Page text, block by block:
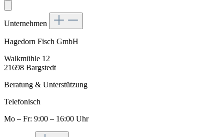
Unternehmen
Hagedorn Fisch GmbH
Walkmühle 12
21698 Bargstedt
Beratung & Unterstützung
Telefonisch
Mo – Fr: 9:00 – 16:00 Uhr